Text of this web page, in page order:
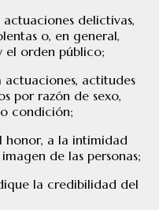
delictivas,
o, en general,
el orden público;
actuaciones, actitudes
por razón de sexo,
condición;
honor, a la intimidad
de las personas;
la credibilidad del